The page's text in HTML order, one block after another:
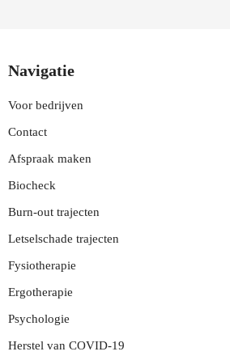
Navigatie
Voor bedrijven
Contact
Afspraak maken
Biocheck
Burn-out trajecten
Letselschade trajecten
Fysiotherapie
Ergotherapie
Psychologie
Herstel van COVID-19